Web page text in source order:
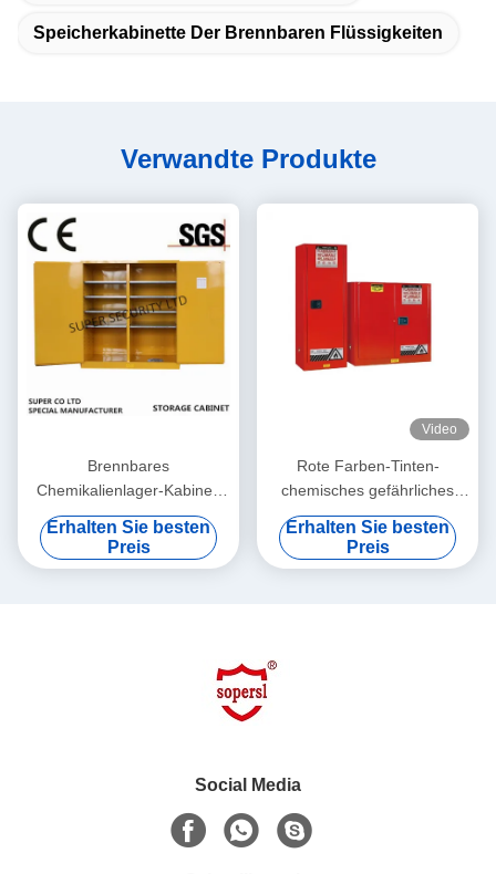
Speicherkabinette Der Brennbaren Flüssigkeiten
Verwandte Produkte
Brennbares
Chemikalienlager-Kabinett
für die Speicherung der
Flüssigkeit, gefährliche
Schränke
Erhalten Sie besten
Preis
Video
Rote Farben-Tinten-
chemisches gefährliches
Speicher-Kabinett für die
Speicherung der Farbe,
Tinte
Erhalten Sie besten
Preis
Social Media